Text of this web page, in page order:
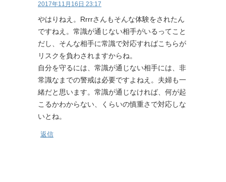
2017年11月16日 23:17
やはりねえ。Rrrrさんもそんな体験をされたん
ですねえ。常識が通じない相手がいるってこと
だし、そんな相手に常識で対応すればこちらが
リスクを負わされますからね。
自分を守るには、常識が通じない相手には、非
常識なまでの警戒は必要ですよねえ。夫婦も一
緒だと思います。常識が通じなければ、何が起
こるかわからない、くらいの慎重さで対応しな
いとね。
返信